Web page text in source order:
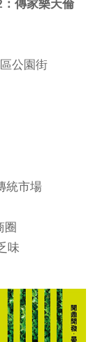
傳家樂天倫
公園街
統市場
圈
味